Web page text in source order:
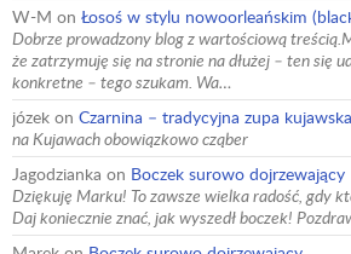
W-M on Łosoś w stylu nowoorleańskim
Dobrze prowadzony blog z wartościową
że zatrzymuję się na stronie na dłużej – ten się
konkretne – tego szukam. Wa…
józek on Czarnina – tradycyjna zupa kujawska
na Kujawach obowiązkowo cząber
Jagodzianka on Boczek surowo dojrzewający
Dziękuję Marku! To zawsze wielka radość, gdy
Daj koniecznie znać, jak wyszedł boczek!